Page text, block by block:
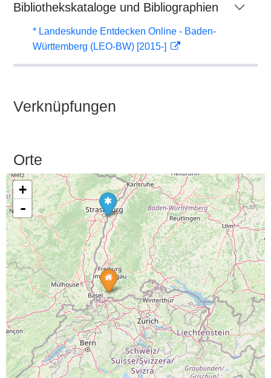
Bibliothekskataloge und Bibliographien
* Landeskunde Entdecken Online - Baden-
Württemberg (LEO-BW) [2015-]
Verknüpfungen
Orte
+
-